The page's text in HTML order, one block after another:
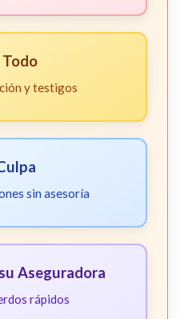
y testigos
sin asesoría
Aseguradora
rápidos